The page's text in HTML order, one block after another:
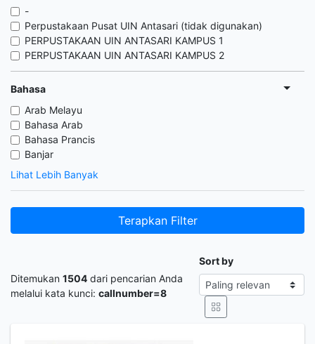
-
Perpustakaan Pusat UIN Antasari (tidak digunakan)
PERPUSTAKAAN UIN ANTASARI KAMPUS 1
PERPUSTAKAAN UIN ANTASARI KAMPUS 2
Bahasa
Arab Melayu
Bahasa Arab
Bahasa Prancis
Banjar
Lihat Lebih Banyak
Terapkan Filter
Ditemukan 1504 dari pencarian Anda
melalui kata kunci: callnumber=8
Sort by